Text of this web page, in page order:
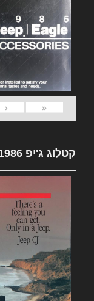
«
‹
קטלוג ג'יפ 1986